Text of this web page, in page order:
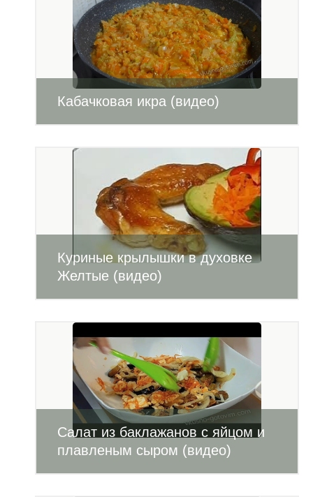
Кабачковая икра (видео)
Куриные крылышки в духовке
Желтые (видео)
Салат из баклажанов с яйцом и
плавленым сыром (видео)